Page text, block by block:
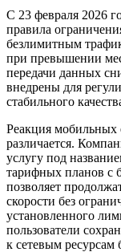
С 23 февраля 2026
правила
безлимитным
при превышении
передачи данных
внедрены для
стабильного
Реакция мобильных
различается.
услугу под
тарифных планов с
позволяет
скорости без
установленного
пользователи
к сетевым ресурсам